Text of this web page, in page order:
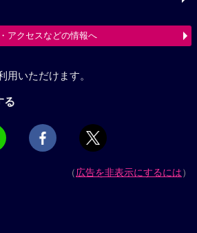
アクセスなどの情報へ
用いただけます。
る
（広告を非表示にするには）